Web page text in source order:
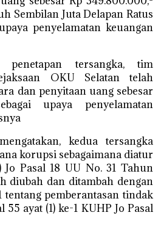
Sembilan Juta Delapan Ratus
penyelamatan keuangan
penetapan tersangka, tim
OKU Selatan telah
dan penyitaan uang sebesar
upaya penyelamatan
kedua tersangka
korupsi sebagaimana diatur
Jo Pasal 18 UU No. 31 Tahun
diubah dan ditambah dengan
pemberantasan tindak
ayat (1) ke-1 KUHP Jo Pasal